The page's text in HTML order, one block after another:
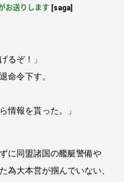
お送りします [saga]
るぞ！」
命令下す。
情報を貰った。」
に同盟諸国の艦艇警備や
為大本営が掴んでいない、